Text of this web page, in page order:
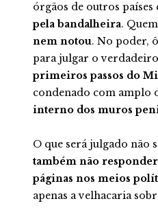
órgãos de outros
pela bandalheira.
nem notou. No poder,
para julgar o
primeiros passos do
condenado com amplo
interno dos muros
O que será julgado não
também não
páginas nos meios
apenas a velhacaria